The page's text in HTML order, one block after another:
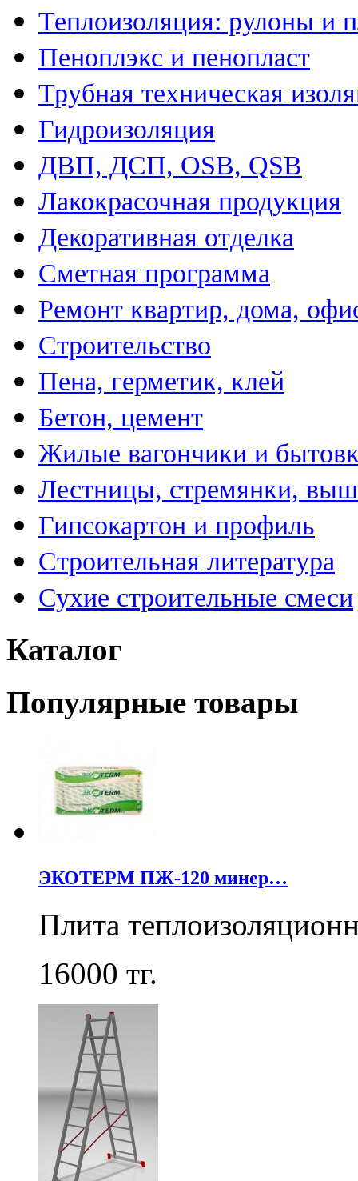
Теплоизоляция: рулоны и
Пеноплэкс и пенопласт
Трубная техническая
Гидроизоляция
ДВП, ДСП, OSB, QSB
Лакокрасочная продукция
Декоративная отделка
Сметная программа
Ремонт квартир, дома,
Строительство
Пена, герметик, клей
Бетон, цемент
Жилые вагончики и
Лестницы, стремянки,
Гипсокартон и профиль
Строительная литература
Сухие строительные смеси
Каталог
Популярные товары
ЭКОТЕРМ ПЖ-120 минер…
Плита
16000 тг.